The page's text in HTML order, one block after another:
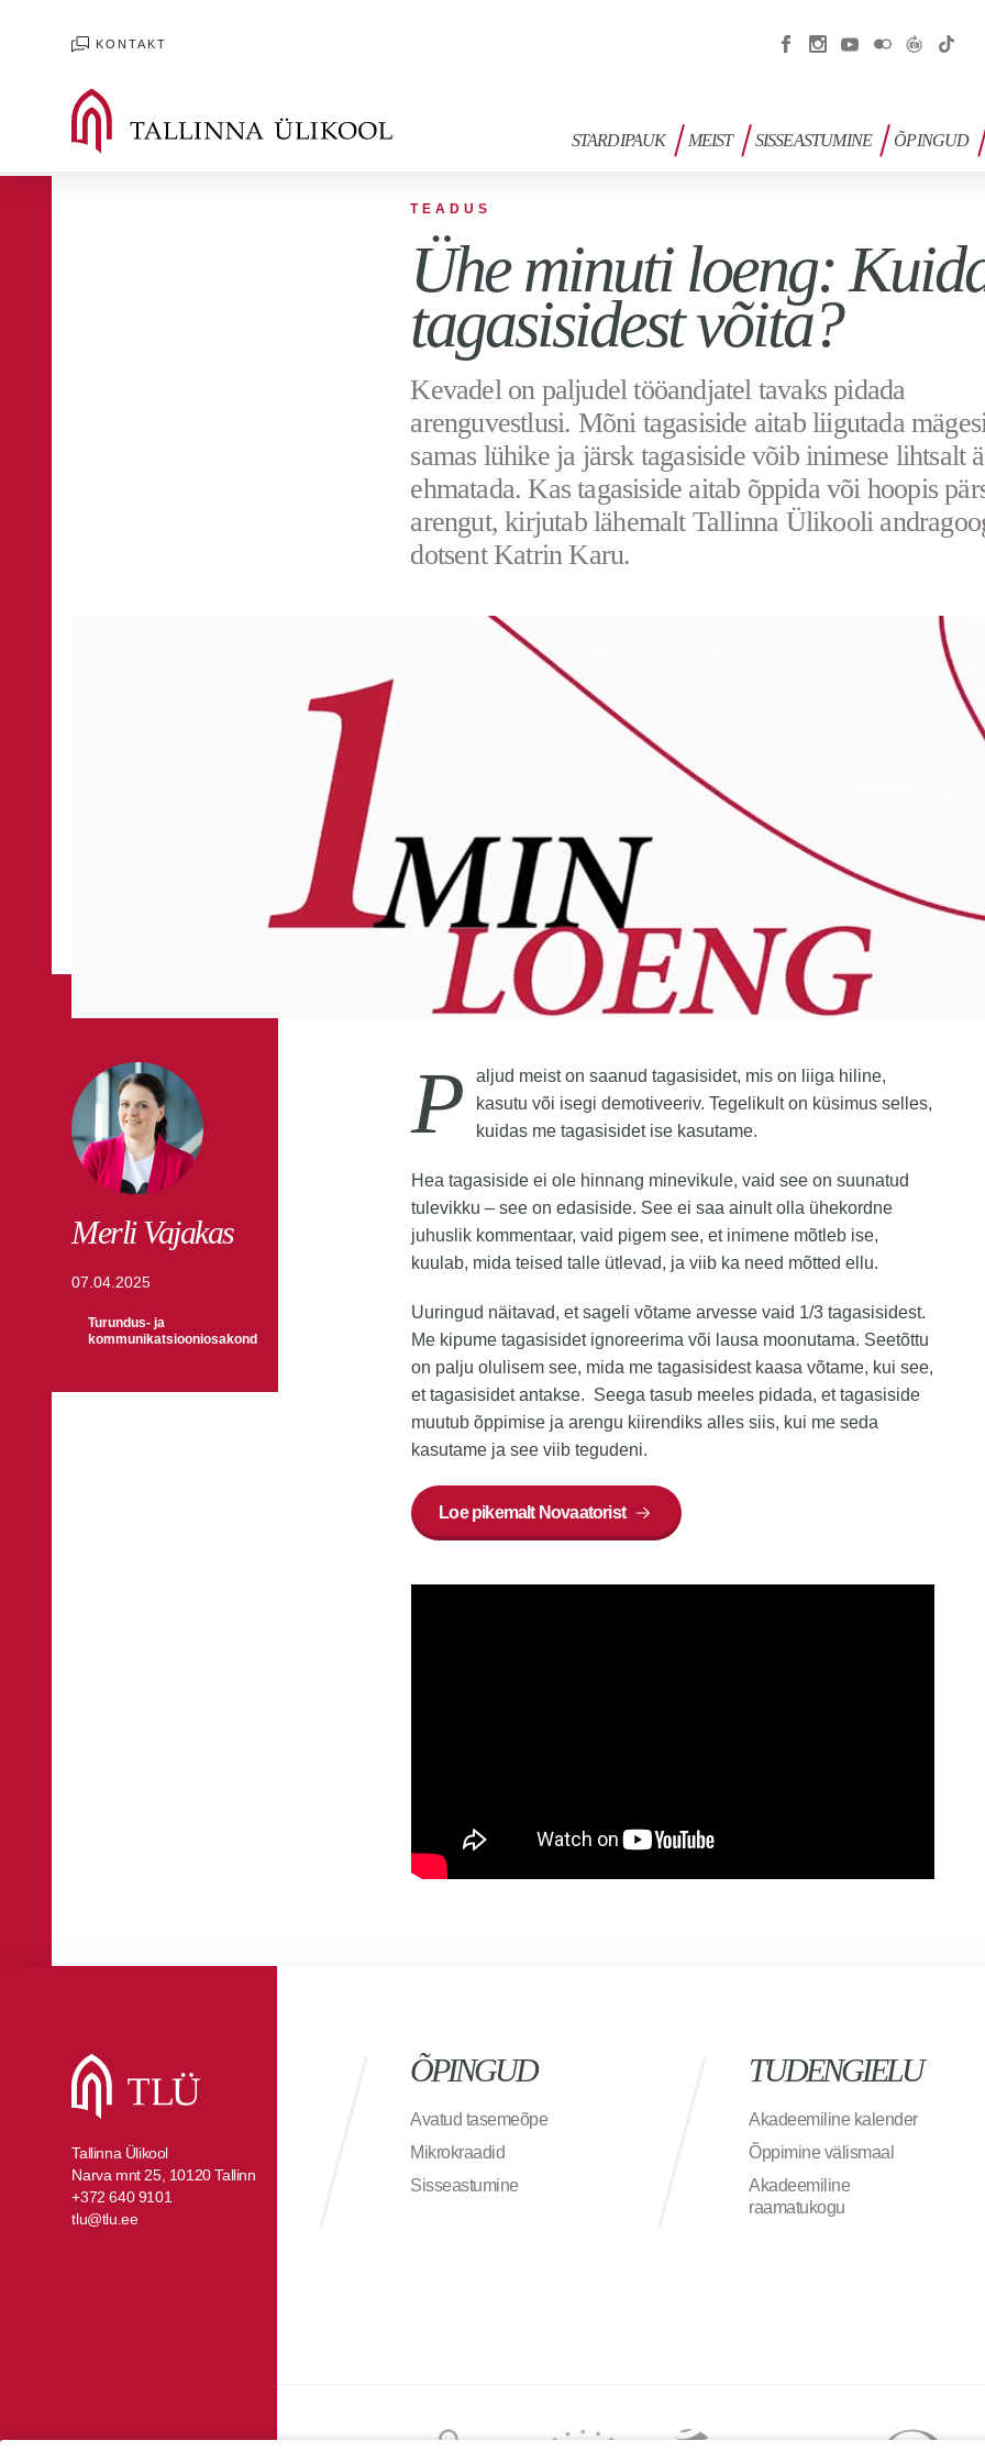
KONTAKT
STARDIPAUK MEIST SISSEASTUMINE ÕPINGUD
TEADUS
Ühe minuti loeng:
tagasisidest võita?
Kevadel on paljudel tööandjatel tavaks pidada
arenguvestlusi. Mõni tagasiside aitab liigutada
samas lühike ja järsk tagasiside võib inimese lihtsalt
ehmatada. Kas tagasiside aitab õppida või hoopis
arengut, kirjutab lähemalt Tallinna Ülikooli
dotsent Katrin Karu.
Merli Vajakas
07.04.2025
Turundus- ja
kommunikatsiooniosakond
P
aljud meist on saanud tagasisidet, mis on liiga hiline,
kasutu või isegi demotiveeriv. Tegelikult on küsimus selles,
kuidas me tagasisidet ise kasutame.
Hea tagasiside ei ole hinnang minevikule, vaid see on suunatud
tulevikku – see on edasiside. See ei saa ainult olla ühekordne
juhuslik kommentaar, vaid pigem see, et inimene mõtleb ise,
kuulab, mida teised talle ütlevad, ja viib ka need mõtted ellu.
Uuringud näitavad, et sageli võtame arvesse vaid 1/3 tagasisidest.
Me kipume tagasisidet ignoreerima või lausa moonutama. Seetõttu
on palju olulisem see, mida me tagasisidest kaasa võtame, kui see,
et tagasisidet antakse. Seega tasub meeles pidada, et tagasiside
muutub õppimise ja arengu kiirendiks alles siis, kui me seda
kasutame ja see viib tegudeni.
Loe pikemalt Novaatorist
Tallinna Ülikool
Narva mnt 25, 10120 Tallinn
+372 640 9101
tlu@tlu.ee
ÕPINGUD
Avatud tasemeõpe
Mikrokraadid
Sisseastumine
TUDENGIELU
Akadeemiline kalender
Õppimine välismaal
Akadeemiline
raamatukogu